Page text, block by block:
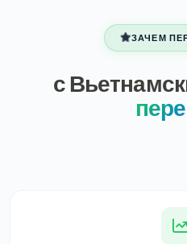
ЗАЧЕМ
с